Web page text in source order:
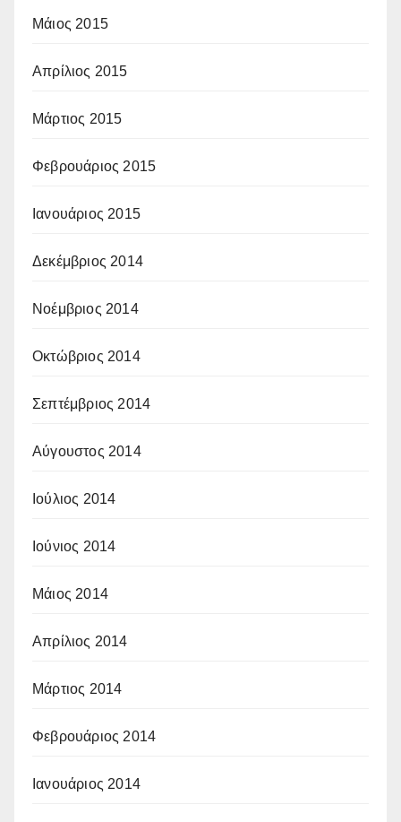
Μάιος 2015
Απρίλιος 2015
Μάρτιος 2015
Φεβρουάριος 2015
Ιανουάριος 2015
Δεκέμβριος 2014
Νοέμβριος 2014
Οκτώβριος 2014
Σεπτέμβριος 2014
Αύγουστος 2014
Ιούλιος 2014
Ιούνιος 2014
Μάιος 2014
Απρίλιος 2014
Μάρτιος 2014
Φεβρουάριος 2014
Ιανουάριος 2014